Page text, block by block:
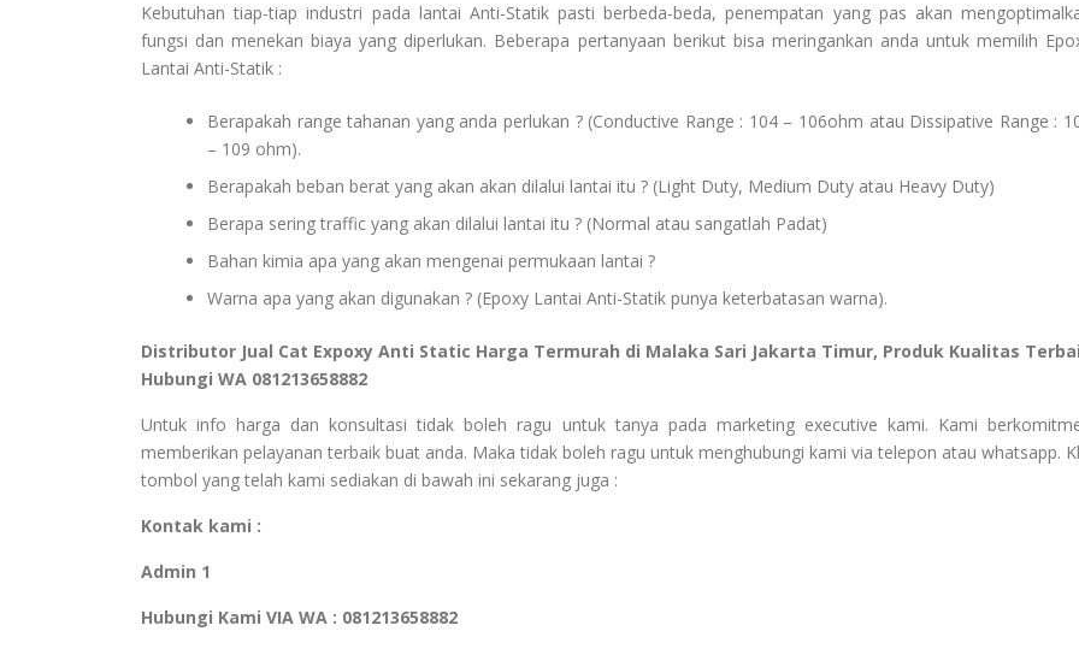
Kebutuhan tiap-tiap industri pada lantai Anti-Statik pasti berbeda-beda, penempatan yang pas akan
fungsi dan menekan biaya yang diperlukan. Beberapa pertanyaan berikut bisa meringankan anda untuk memilih
Lantai Anti-Statik :
Berapakah range tahanan yang anda perlukan ? (Conductive Range : 104 – 106ohm atau Dissipative Range :
– 109 ohm).
Berapakah beban berat yang akan akan dilalui lantai itu ? (Light Duty, Medium Duty atau Heavy Duty)
Berapa sering traffic yang akan dilalui lantai itu ? (Normal atau sangatlah Padat)
Bahan kimia apa yang akan mengenai permukaan lantai ?
Warna apa yang akan digunakan ? (Epoxy Lantai Anti-Statik punya keterbatasan warna).
Distributor Jual Cat Expoxy Anti Static Harga Termurah di Malaka Sari Jakarta Timur, Produk Kualitas
Hubungi WA 081213658882
Untuk info harga dan konsultasi tidak boleh ragu untuk tanya pada marketing executive kami. Kami
memberikan pelayanan terbaik buat anda. Maka tidak boleh ragu untuk menghubungi kami via telepon atau whatsapp.
tombol yang telah kami sediakan di bawah ini sekarang juga :
Kontak kami :
Admin 1
Hubungi Kami VIA WA : 081213658882